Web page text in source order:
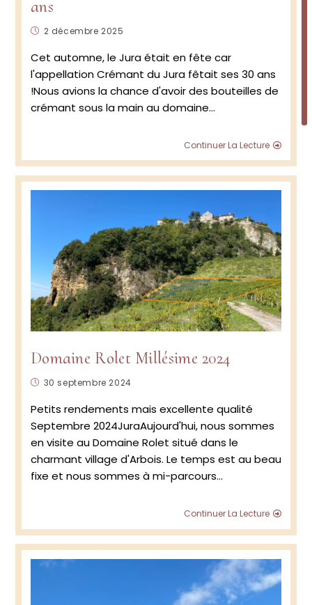
ans
Publication
2 décembre 2025
Cet automne, le Jura était en fête car
l'appellation Crémant du Jura fêtait ses 30 ans
!Nous avions la chance d'avoir des bouteilles de
crémant sous la main au domaine…
Continuer La Lecture
L’AOC
du
Jura
ans
Domaine Rolet Millésime 2024
Publication
30 septembre 2024
Petits rendements mais excellente qualité
Septembre 2024JuraAujourd'hui, nous sommes
en visite au Domaine Rolet situé dans le
charmant village d'Arbois. Le temps est au beau
fixe et nous sommes à mi-parcours…
Continuer La Lecture
2024